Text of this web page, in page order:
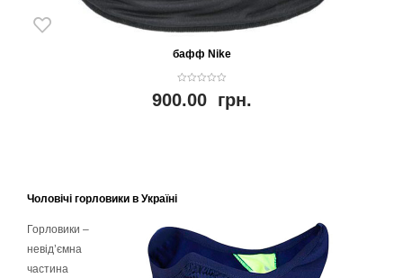
бафф Nike
o
u
900.00 грн.
Чоловічі горловики в Україні
Горловики –
невід’ємна
частина